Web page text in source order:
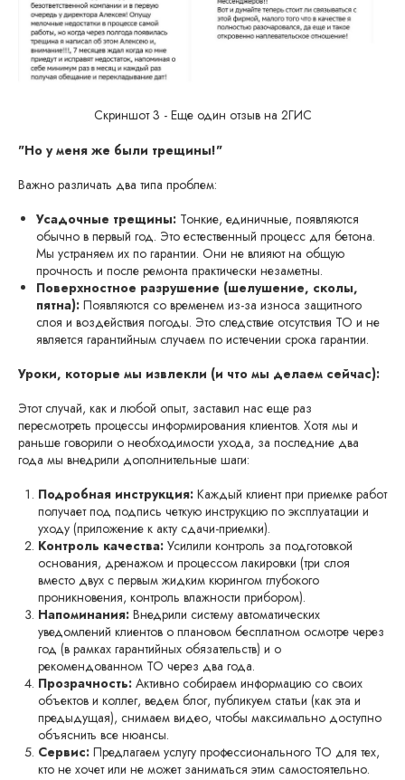
Скриншот 3 - Еще один отзыв на 2ГИС
"Но у меня же были трещины!"
Важно различать два типа проблем:
Усадочные трещины: Тонкие, единичные, появляются
обычно в первый год. Это естественный процесс для бетона.
Мы устраняем их по гарантии. Они не влияют на общую
прочность и после ремонта практически незаметны.
Поверхностное разрушение (шелушение, сколы,
пятна): Появляются со временем из-за износа защитного
слоя и воздействия погоды. Это следствие отсутствия ТО и не
является гарантийным случаем по истечении срока гарантии.
Уроки, которые мы извлекли (и что мы делаем сейчас):
Этот случай, как и любой опыт, заставил нас еще раз
пересмотреть процессы информирования клиентов. Хотя мы и
раньше говорили о необходимости ухода, за последние два
года мы внедрили дополнительные шаги:
Подробная инструкция: Каждый клиент при приемке работ
получает под подпись четкую инструкцию по эксплуатации и
уходу (приложение к акту сдачи-приемки).
Контроль качества: Усилили контроль за подготовкой
основания, дренажом и процессом лакировки (три слоя
вместо двух с первым жидким кюрингом глубокого
проникновения, контроль влажности прибором).
Напоминания: Внедрили систему автоматических
уведомлений клиентов о плановом бесплатном осмотре через
год (в рамках гарантийных обязательств) и о
рекомендованном ТО через два года.
Прозрачность: Активно собираем информацию со своих
объектов и коллег, ведем блог, публикуем статьи (как эта и
предыдущая), снимаем видео, чтобы максимально доступно
объяснить все нюансы.
Сервис: Предлагаем услугу профессионального ТО для тех,
кто не хочет или не может заниматься этим самостоятельно.